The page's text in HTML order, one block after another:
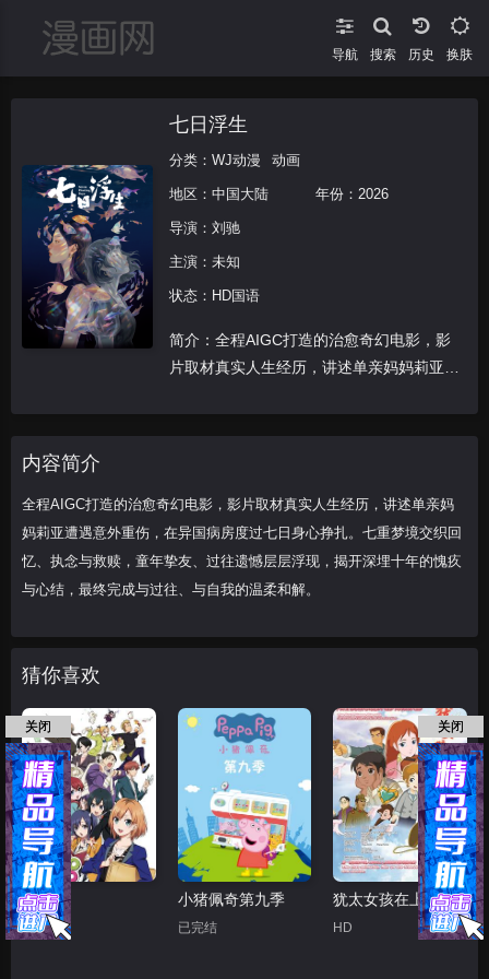
导航 搜索 换肤
七日浮生​
分类： WJ动漫 动画
地区： 中国大陆 年份： 2026
导演： 刘驰
主演：未知
状态：HD国语
简介：全程AIGC打造的治愈奇幻电影，影
片取材真实人生经历，讲述单亲妈妈莉亚遭
内容简介
全程AIGC打造的治愈奇幻电影，影片取材真实人生经历，讲述单亲妈
妈莉亚遭遇意外重伤，在异国病房度过七日身心挣扎。七重梦境交织回
忆、执念与救赎，童年挚友、过往遗憾层层浮现，揭开深埋十年的愧疚
与心结，最终完成与过往、与自我的温柔和解。
猜你喜欢
白箱
已完结
小猪佩奇第九季
已完结
犹太女孩在上海
HD
关闭 关闭